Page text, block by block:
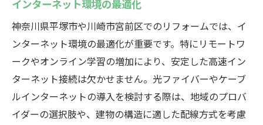
インターネット環境の最適化
神奈川県平塚市や川崎市宮前区でのリフォームでは、イ
ンターネット環境の最適化が重要です。特にリモートワ
ークやオンライン学習の増加により、安定した高速イン
ターネット接続は欠かせません。光ファイバーやケーブ
ルインターネットの導入を検討する際は、地域のプロバ
イダーの選択肢や、建物の構造に適した配線方式を考慮